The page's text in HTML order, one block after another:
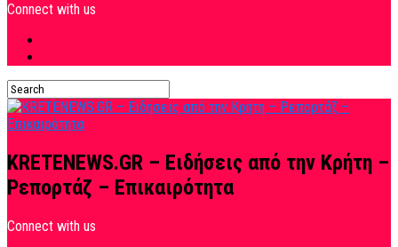
Connect with us
KRETENEWS.GR – Ειδήσεις από την Κρήτη –
Ρεπορτάζ – Επικαιρότητα
Connect with us